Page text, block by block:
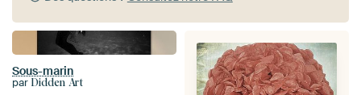
Sous-marin
par Didden Art